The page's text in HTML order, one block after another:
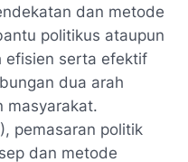
dan metode
politikus ataupun
efisien serta efektif
dua arah
masyarakat.
pemasaran politik
dan metode